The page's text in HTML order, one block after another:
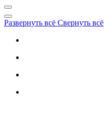
Развернуть всё Свернуть всё